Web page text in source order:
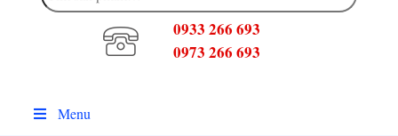
kiếm:
0933 266 693
0973 266 693
Menu